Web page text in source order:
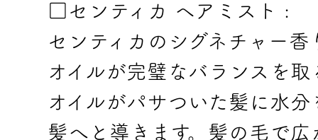
□センティカ ヘアミスト :
センティカのシグネチャー
オイルが完璧なバランスを
オイルがパサついた髪に水
髪へと導きます。髪の毛で